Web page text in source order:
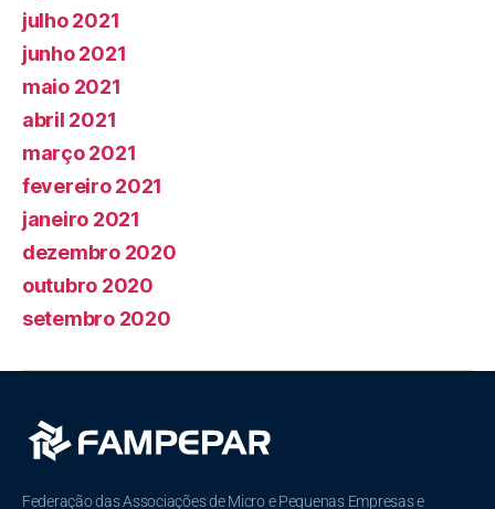
julho 2021
junho 2021
maio 2021
abril 2021
março 2021
fevereiro 2021
janeiro 2021
dezembro 2020
outubro 2020
setembro 2020
Federação das Associações de Micro e Pequenas Empresas e